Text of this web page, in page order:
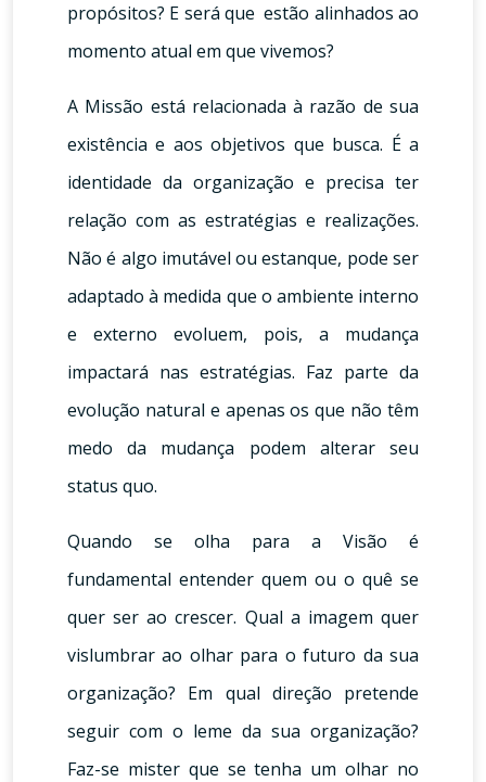
propósitos? E será que estão alinhados ao
momento atual em que vivemos?
A Missão está relacionada à razão de sua
existência e aos objetivos que busca. É a
identidade da organização e precisa ter
relação com as estratégias e realizações.
Não é algo imutável ou estanque, pode ser
adaptado à medida que o ambiente interno
e externo evoluem, pois, a mudança
impactará nas estratégias. Faz parte da
evolução natural e apenas os que não têm
medo da mudança podem alterar seu
status quo.
Quando se olha para a Visão é
fundamental entender quem ou o quê se
quer ser ao crescer. Qual a imagem quer
vislumbrar ao olhar para o futuro da sua
organização? Em qual direção pretende
seguir com o leme da sua organização?
Faz-se mister que se tenha um olhar no